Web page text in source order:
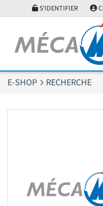
S'IDENTIFIER
E-SHOP RECHERCHE
Panneau de gestion des